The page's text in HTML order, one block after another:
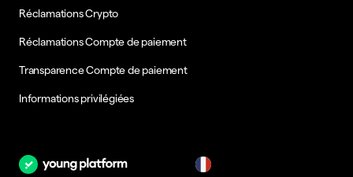
Réclamations Crypto
Réclamations Compte de paiement
Transparence Compte de paiement
Informations privilégiées